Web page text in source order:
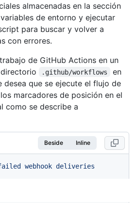
almacenadas en la sección
de entorno y ejecutar
para buscar y volver a
con errores.
de GitHub Actions en un
.github/workflows
en
que se ejecute el flujo de
marcadores de posición en el
como se describe a
Beside Inline
webhook deliveries